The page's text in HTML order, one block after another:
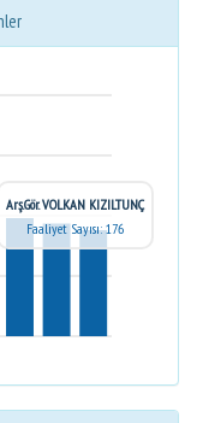
Arş.Gör. VOLKAN KIZILTUNÇ
Faaliyet Sayısı: 176